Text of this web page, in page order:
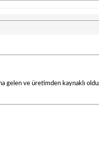
gelen ve üretimden kaynaklı